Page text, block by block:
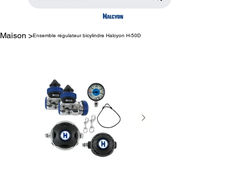
Maison >Ensemble régulateur bicylindre Halcyon H-50D